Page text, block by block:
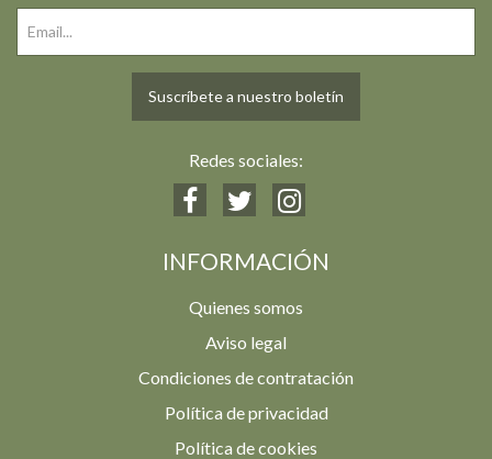
Suscríbete a nuestro boletín
Redes sociales:
INFORMACIÓN
Quienes somos
Aviso legal
Condiciones de contratación
Política de privacidad
Política de cookies